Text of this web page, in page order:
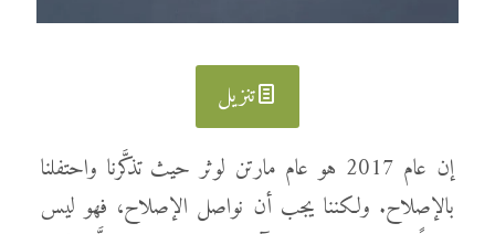
تنزيل
إن عام 2017 هو عام مارتن لوثر حيث تذكَّرنا واحتفلنا
بالإصلاح. ولكننا يجب أن نواصل الإصلاح، فهو ليس